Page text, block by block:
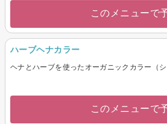
このメニューで
ハーブヘナカラー
ヘナとハーブを使ったオーガニックカラー（シ
このメニューで